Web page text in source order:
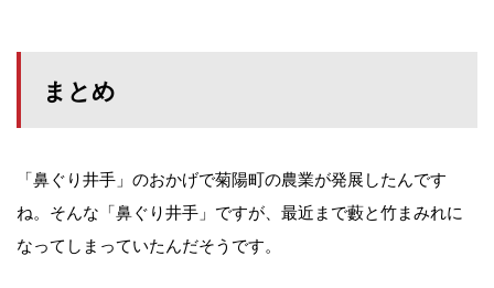
まとめ
「鼻ぐり井手」のおかげで菊陽町の農業が発展したんです
ね。そんな「鼻ぐり井手」ですが、最近まで藪と竹まみれに
なってしまっていたんだそうです。